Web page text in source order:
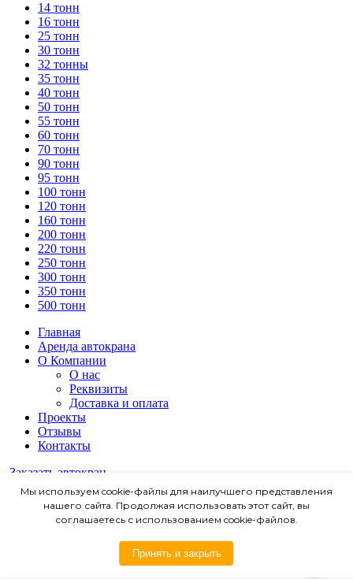
14 тонн
16 тонн
25 тонн
30 тонн
32 тонны
35 тонн
40 тонн
50 тонн
55 тонн
60 тонн
70 тонн
90 тонн
95 тонн
100 тонн
120 тонн
160 тонн
200 тонн
220 тонн
250 тонн
300 тонн
350 тонн
500 тонн
Главная
Аренда автокрана
О Компании
О нас
Реквизиты
Доставка и оплата
Проекты
Отзывы
Контакты
Заказать автокран
Мы используем cookie-файлы для наилучшего представления
нашего сайта. Продолжая использовать этот сайт, вы
соглашаетесь с использованием cookie-файлов.
Принять и закрыть